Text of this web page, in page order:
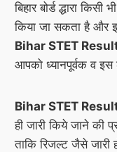
बिहार बोर्ड द्धारा किसी
किया जा सकता है और
Bihar STET
आपको ध्यानपूर्वक व इस
Bihar STET
ही जारी किये जाने की
ताकि रिजल्ट जैसे